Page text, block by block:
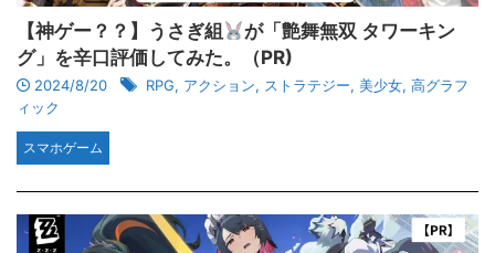
【神ゲー？？】うさぎ組
が「艶舞無双 タワーキン
グ」を辛口評価してみた。（PR)
2024/8/20 RPG, アクション, ストラテジー, 美少女, 高グラフ
ィック
スマホゲーム